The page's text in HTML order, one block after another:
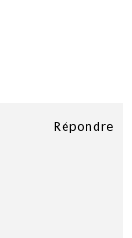
Répondre